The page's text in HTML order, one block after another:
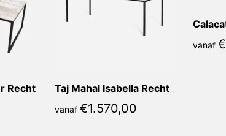
Recht Taj Mahal Isabella Recht
vanaf €1.570,00
vanaf €